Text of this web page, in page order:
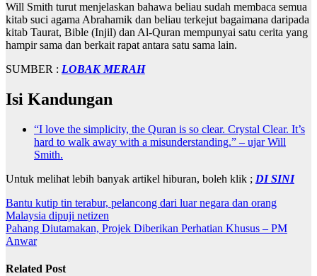
Will Smith turut menjelaskan bahawa beliau sudah membaca semua
kitab suci agama Abrahamik dan beliau terkejut bagaimana daripada
kitab Taurat, Bible (Injil) dan Al-Quran mempunyai satu cerita yang
hampir sama dan berkait rapat antara satu sama lain.
SUMBER : LOBAK MERAH
Isi Kandungan
“I love the simplicity, the Quran is so clear. Crystal Clear. It’s
hard to walk away with a misunderstanding.” – ujar Will
Smith.
Untuk melihat lebih banyak artikel hiburan, boleh klik ; DI SINI
Post
navigation
Bantu kutip tin terabur, pelancong dari luar negara dan orang
Malaysia dipuji netizen
Pahang Diutamakan, Projek Diberikan Perhatian Khusus – PM
Anwar
Related Post